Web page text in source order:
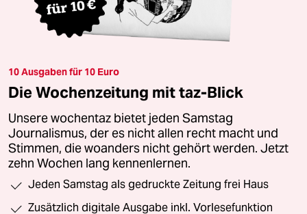
10 Ausgaben für 10 Euro
Die Wochenzeitung mit taz-Blick
Unsere wochentaz bietet jeden Samstag
Journalismus, der es nicht allen recht macht und
Stimmen, die woanders nicht gehört werden. Jetzt
zehn Wochen lang kennenlernen.
Jeden Samstag als gedruckte Zeitung frei Haus
Zusätzlich digitale Ausgabe inkl. Vorlesefunktion